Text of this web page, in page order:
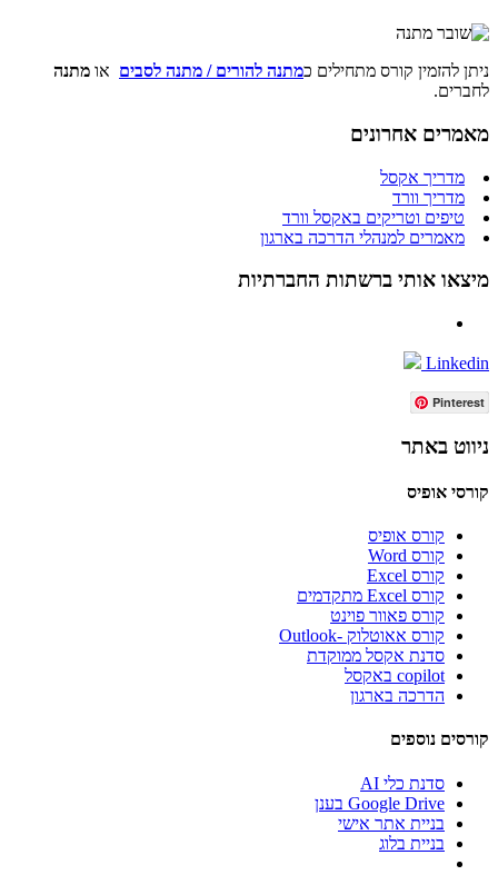
ניתן להזמין קורס מתחילים כמתנה להורים / מתנה לסבים או מתנה
לחברים.
מאמרים אחרונים
מדריך אקסל
מדריך וורד
טיפים וטריקים באקסל וורד
מאמרים למנהלי הדרכה בארגון
מיצאו אותי ברשתות החברתיות
Linkedin
Pinterest
ניווט באתר
קורסי אופיס
קורס אופיס
קורס Word
קורס Excel
קורס Excel מתקדמים
קורס פאוור פוינט
קורס אאוטלוק -Outlook
סדנת אקסל ממוקדת
copilot באקסל
הדרכה בארגון
קורסים נוספים
סדנת כלי AI
Google Drive בענן
בניית אתר אישי
בניית בלוג